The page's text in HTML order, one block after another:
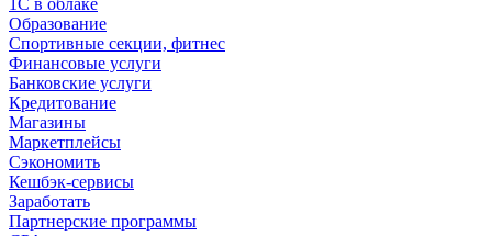
1С в облаке
Образование
Спортивные секции, фитнес
Финансовые услуги
Банковские услуги
Кредитование
Магазины
Маркетплейсы
Сэкономить
Кешбэк-сервисы
Заработать
Партнерские программы